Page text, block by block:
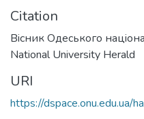
Citation
Вiсник Одеського
National University Herald
URI
https://